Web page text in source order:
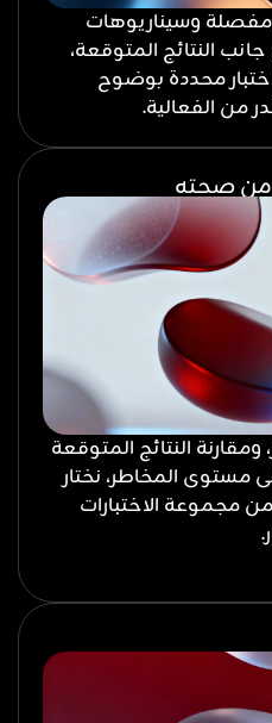
مفصلة وسيناريوهات
جانب النتائج المتوقعة،
محددة بوضوح
من الفعالية.
من صحته
ومقارنة النتائج المتوقعة
مستوى المخاطر، نختار
مجموعة الاختبارات